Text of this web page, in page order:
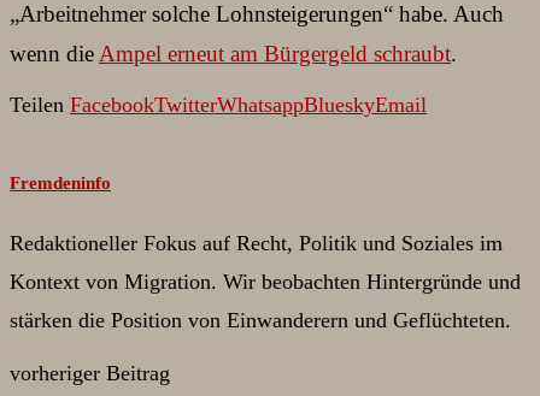
„Arbeitnehmer solche Lohnsteigerungen“ habe. Auch
wenn dieAmpel erneut am Bürgergeld schraubt.
Teilen FacebookTwitterWhatsappBlueskyEmail
Fremdeninfo
Redaktioneller Fokus auf Recht, Politik und Soziales im
Kontext von Migration. Wir beobachten Hintergründe und
stärken die Position von Einwanderern und Geflüchteten.
vorheriger Beitrag